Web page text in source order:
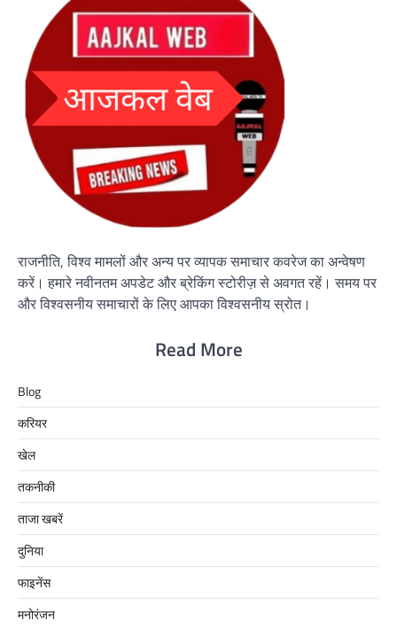
राजनीति, विश्व मामलों और अन्य पर व्यापक समाचार कवरेज का अन्वेषण
करें। हमारे नवीनतम अपडेट और ब्रेकिंग स्टोरीज़ से अवगत रहें। समय पर
और विश्वसनीय समाचारों के लिए आपका विश्वसनीय स्रोत।
Read More
Blog
करियर
खेल
तकनीकी
ताजा खबरें
दुनिया
फाइनेंस
मनोरंजन